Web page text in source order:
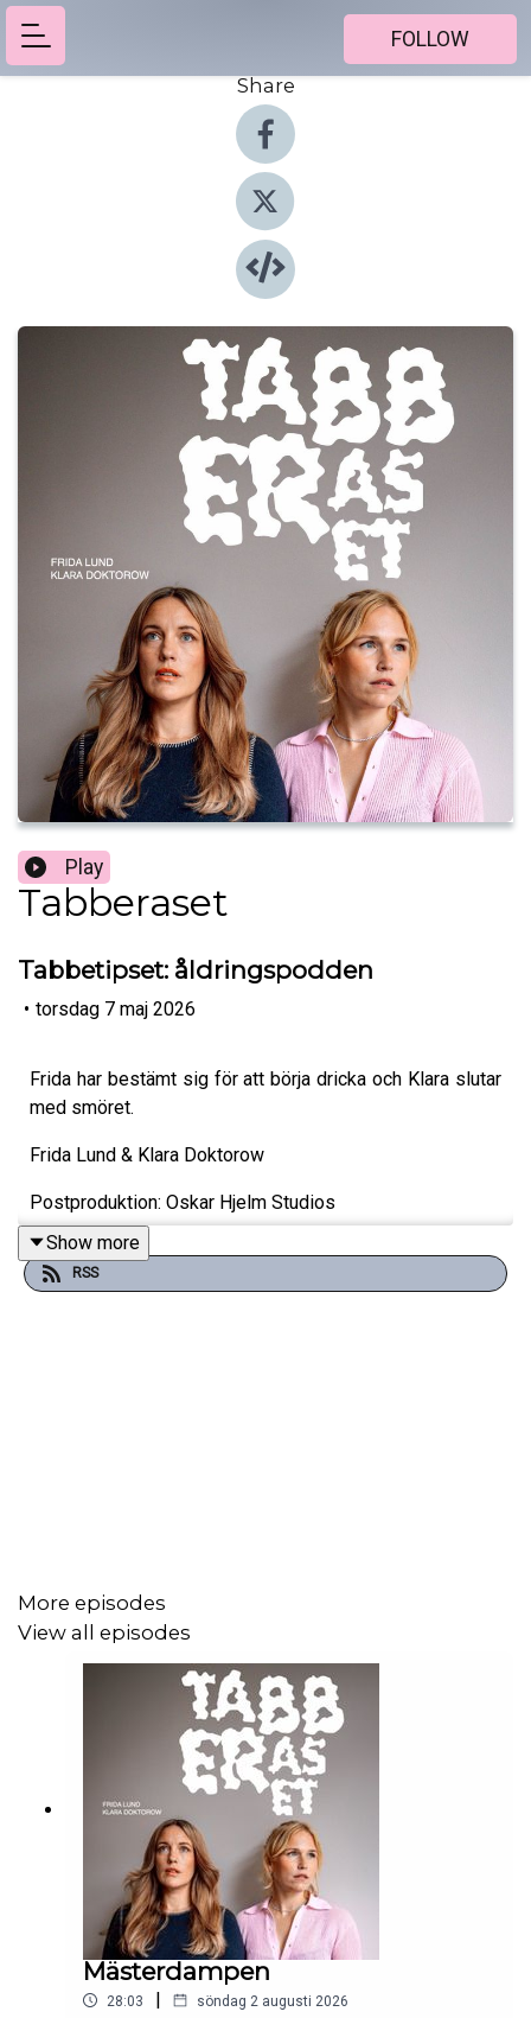
FOLLOW
Share
Play
Tabberaset
Tabbetipset: åldringspodden
• torsdag 7 maj 2026
Frida har bestämt sig för att börja dricka och Klara slutar
med smöret.
Frida Lund & Klara Doktorow
Postproduktion: Oskar Hjelm Studios
Show more
RSS
More episodes
View all episodes
Mästerdampen
28:03 | söndag 2 augusti 2026